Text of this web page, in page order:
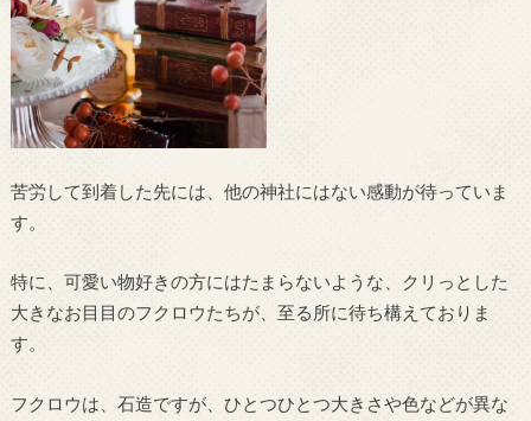
苦労して到着した先には、他の神社にはない感動が待っていま
す。
特に、可愛い物好きの方にはたまらないような、クリっとした
大きなお目目のフクロウたちが、至る所に待ち構えておりま
す。
フクロウは、石造ですが、ひとつひとつ大きさや色などが異な